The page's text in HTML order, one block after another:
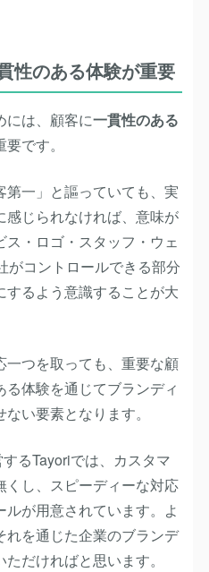
性のある体験が重要
には、顧客に一貫性のある
です。
第一」と謳っていても、実
じられなければ、意味が
・ロゴ・スタッフ・ウェ
がコントロールできる部分
るよう意識することが大
一つを取っても、重要な顧
体験を通じてブランディ
い要素となります。
るTayoriでは、カスタマ
くし、スピーディーな対応
が用意されています。よ
れを通じた企業のブランデ
だければと思います。